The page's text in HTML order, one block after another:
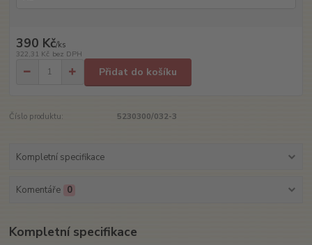
390 Kč/ks
322,31 Kč bez DPH
Přidat do košíku
Číslo produktu: 5230300/032-3
Kompletní specifikace
Komentáře 0
Kompletní specifikace